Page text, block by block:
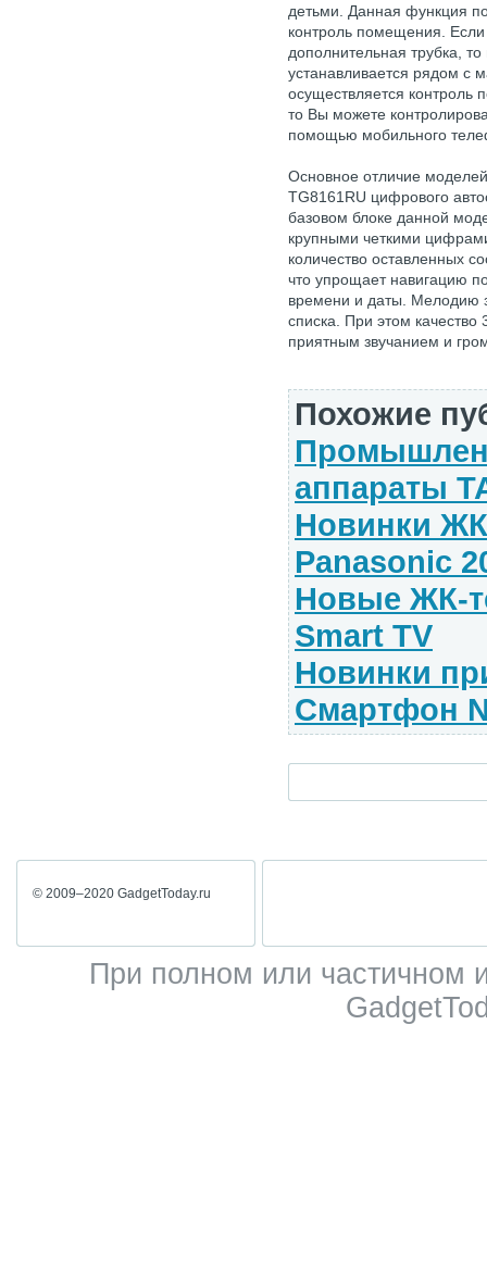
детьми. Данная функция
контроль помещения.
дополнительная трубка,
устанавливается рядом
осуществляется контроль
то Вы можете
помощью мобильного
Основное отличие
TG8161RU цифрового
базовом блоке данной
крупными четкими
количество оставленных
что упрощает навигацию
времени и даты. Мелодию
списка. При этом
приятным звучанием и
Похожие
аппараты
Новинки
Panasonic
Новые ЖК-
Smart TV
Новинки
Смартфон
© 2009–2020 GadgetToday.ru
При полном или частичном